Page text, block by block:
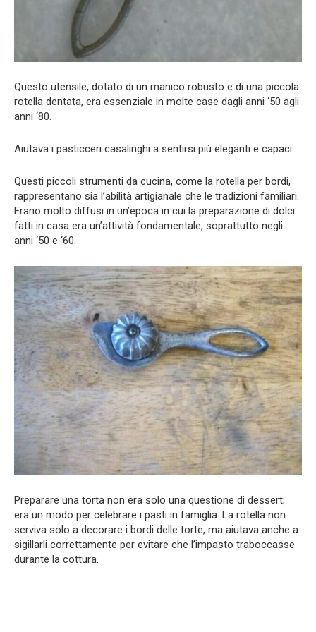
Questo utensile, dotato di un manico robusto e di una piccola
rotella dentata, era essenziale in molte case dagli anni ‘50 agli
anni ‘80.
Aiutava i pasticceri casalinghi a sentirsi più eleganti e capaci.
Questi piccoli strumenti da cucina, come la rotella per bordi,
rappresentano sia l’abilità artigianale che le tradizioni familiari.
Erano molto diffusi in un’epoca in cui la preparazione di dolci
fatti in casa era un’attività fondamentale, soprattutto negli
anni ‘50 e ‘60.
Preparare una torta non era solo una questione di dessert;
era un modo per celebrare i pasti in famiglia. La rotella non
serviva solo a decorare i bordi delle torte, ma aiutava anche a
sigillarli correttamente per evitare che l’impasto traboccasse
durante la cottura.